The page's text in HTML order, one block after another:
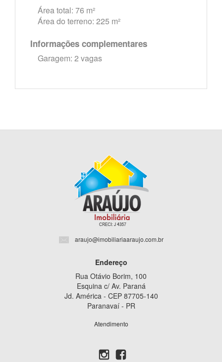
Área total: 76 m²
Área do terreno: 225 m²
Informações complementares
Garagem: 2 vagas
araujo@imobiliariaaraujo.com.br
Endereço
Rua Otávio Borim, 100
Esquina c/ Av. Paraná
Jd. América - CEP 87705-140
Paranavaí - PR
Atendimento